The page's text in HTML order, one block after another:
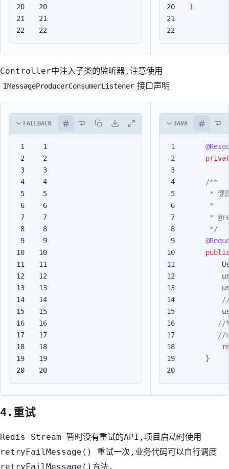
20
21
22
20
20
21
22
}
Controller中注入子类的监听器,注意使用
IMessageProducerConsumerListener 接口声明
FALLBACK
1
2
3
4
5
6
7
8
9
10
11
12
13
14
15
16
17
18
19
20
3
4
5
6
7
8
9
10
13
14
15
16
17
18
19
20
JAVA
1
2
3
4
5
6
7
8
9
10
11
12
13
14
15
16
17
18
19
20
     */
}
4.重试
Redis Stream 暂时没有重试的API,项目启动时使用
retryFailMessage() 重试一次,业务代码可以自行调度
retryFailMessage()方法.